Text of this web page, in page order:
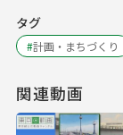
タグ
#計画・まちづくり
関連動画